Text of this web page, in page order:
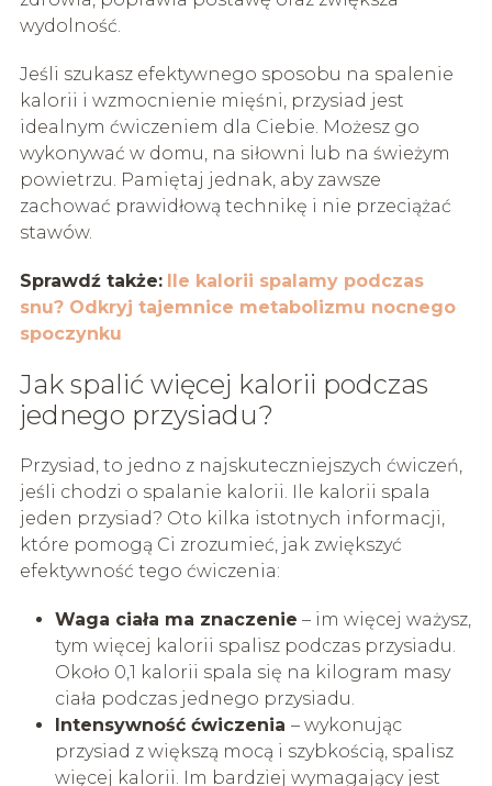
wydolność.
Jeśli szukasz efektywnego sposobu na spalenie
kalorii i wzmocnienie mięśni, przysiad jest
idealnym ćwiczeniem dla Ciebie. Możesz go
wykonywać w domu, na siłowni lub na świeżym
powietrzu. Pamiętaj jednak, aby zawsze
zachować prawidłową technikę i nie przeciążać
stawów.
Sprawdź także: Ile kalorii spalamy podczas
snu? Odkryj tajemnice metabolizmu nocnego
spoczynku
Jak spalić więcej kalorii podczas
jednego przysiadu?
Przysiad, to jedno z najskuteczniejszych ćwiczeń,
jeśli chodzi o spalanie kalorii. Ile kalorii spala
jeden przysiad? Oto kilka istotnych informacji,
które pomogą Ci zrozumieć, jak zwiększyć
efektywność tego ćwiczenia:
Waga ciała ma znaczenie – im więcej ważysz,
tym więcej kalorii spalisz podczas przysiadu.
Około 0,1 kalorii spala się na kilogram masy
ciała podczas jednego przysiadu.
Intensywność ćwiczenia – wykonując
przysiad z większą mocą i szybkością, spalisz
więcej kalorii. Im bardziej wymagający jest